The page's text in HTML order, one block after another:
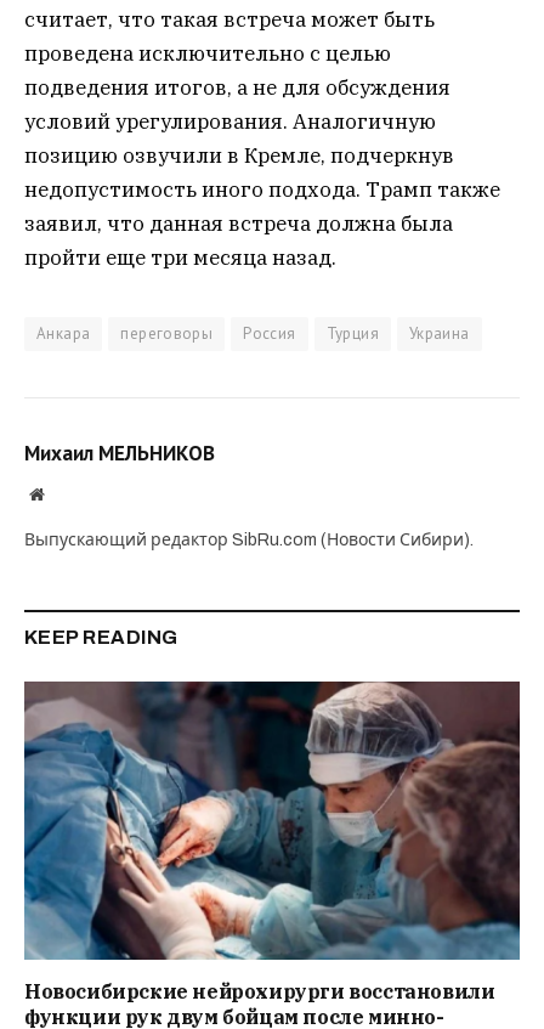
считает, что такая встреча может быть
проведена исключительно с целью
подведения итогов, а не для обсуждения
условий урегулирования. Аналогичную
позицию озвучили в Кремле, подчеркнув
недопустимость иного подхода. Трамп также
заявил, что данная встреча должна была
пройти еще три месяца назад.
Анкара переговоры Россия Турция Украина
Михаил МЕЛЬНИКОВ
Website
Выпускающий редактор SibRu.com (Новости Сибири).
KEEP READING
Новосибирские нейрохирурги восстановили
функции рук двум бойцам после минно-